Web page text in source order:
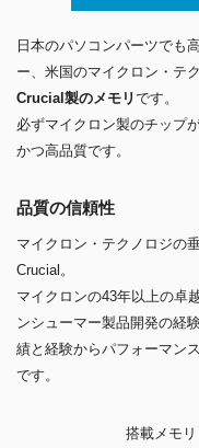
日本のパソコンパーツでも
ー、米国のマイクロン・テ
Crucial製のメモリです。
必ずマイクロン製のチップ
かつ高品質です。
品質の信頼性
マイクロン・テクノロジの
Crucial。
マイクロンの43年以上の卓
ンシューマー製品開発の経
績と経験からパフォーマン
です。
搭載メモ